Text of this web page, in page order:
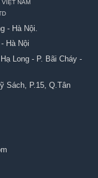
VIỆT NAM
- Hà Nội.
Hà Nội
Long - P. Bãi Cháy -
Sách, P.15, Q.Tân